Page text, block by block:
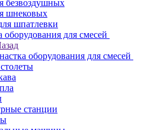
безвоздушных
шнековых
шпатлевки
оборудования для смесей
оборудования для смесей
станции